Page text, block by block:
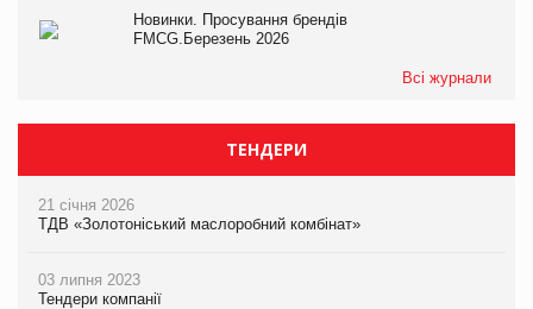
Новинки. Просування брендів
FMCG.Березень 2026
Всі журнали
ТЕНДЕРИ
21 січня 2026
ТДВ «Золотоніський маслоробний комбінат»
03 липня 2023
Тендери компанії